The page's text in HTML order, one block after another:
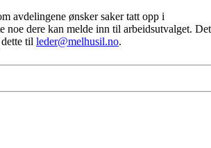
avdelingene ønsker saker tatt opp i
noe dere kan melde inn til arbeidsutvalget. Det
til leder@melhusil.no.